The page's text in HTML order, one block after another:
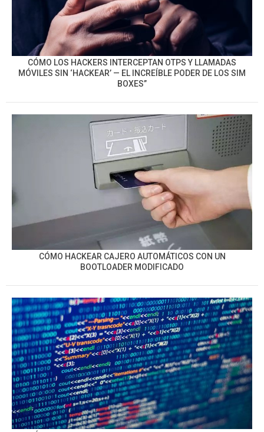
CÓMO LOS HACKERS INTERCEPTAN OTPS Y LLAMADAS
MÓVILES SIN ‘HACKEAR’ — EL INCREÍBLE PODER DE LOS SIM
BOXES”
CÓMO HACKEAR CAJERO AUTOMÁTICOS CON UN
BOOTLOADER MODIFICADO